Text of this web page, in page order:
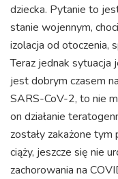
dziecka. Pytanie to
stanie wojennym,
izolacja od otoczenia,
Teraz jednak sytuacja
jest dobrym czasem
SARS-CoV-2, to nie
on działanie
zostały zakażone
ciąży, jeszcze się nie
zachorowania na